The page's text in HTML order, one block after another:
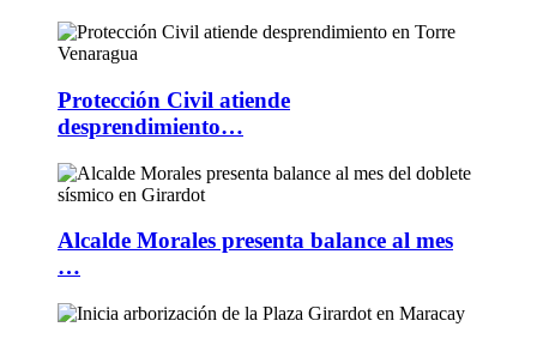
Protección Civil atiende
desprendimiento…
Alcalde Morales presenta balance al mes
…